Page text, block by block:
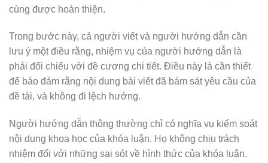
cùng được hoàn thiện.
Trong bước này, cả người viết và người hướng dẫn cần
lưu ý một điều rằng, nhiệm vụ của người hướng dẫn là
phải đối chiếu với đề cương chi tiết. Điều này là cần thiết
để bảo đảm rằng nội dung bài viết đã bám sát yêu cầu của
đề tài, và không đi lệch hướng.
Người hướng dẫn thông thường chỉ có nghĩa vụ kiểm soát
nội dung khoa học của khóa luận. Họ không chịu trách
nhiệm đối với những sai sót về hình thức của khóa luận.